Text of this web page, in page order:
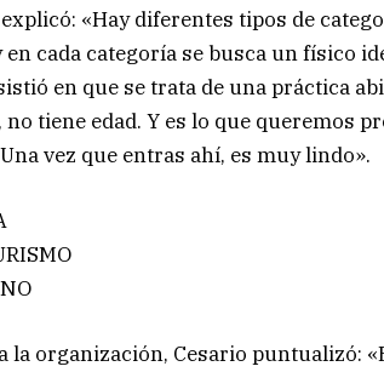
«Hay diferentes tipos de
cada categoría se busca un físico
en que se trata de una práctica
tiene edad. Y es lo que queremos
vez que entras ahí, es muy lindo».
la organización, Cesario puntualizó: